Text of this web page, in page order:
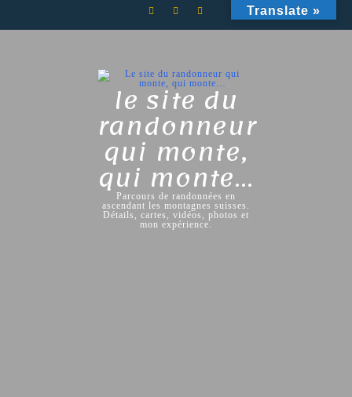
le site du
randonneur
qui monte,
qui monte…
Parcours de randonnées en
ascendant les montagnes suisses.
Détails, cartes, vidéos, photos et
mon expérience.
Translate »